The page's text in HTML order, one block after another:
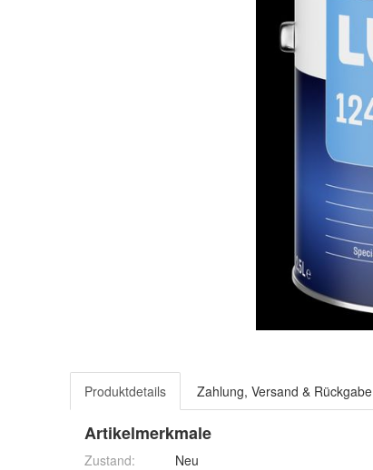
Produktdetails Zahlung, Versand & Rückgabe
Artikelmerkmale
Zustand: Neu